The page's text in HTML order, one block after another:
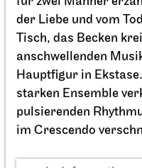
Staatsorchester
(siehe Programm)
Die Lange
Klangwelten
23.04.2027
17:00
Sa, 24.04.2027